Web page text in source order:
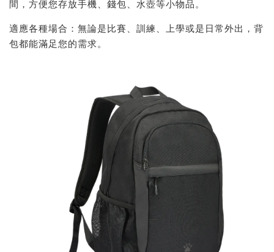
間，方便您存放手機、錢包、水壺等小物品。
適應各種場合：無論是比賽、訓練、上學或是日常外出，背
包都能滿足您的需求。